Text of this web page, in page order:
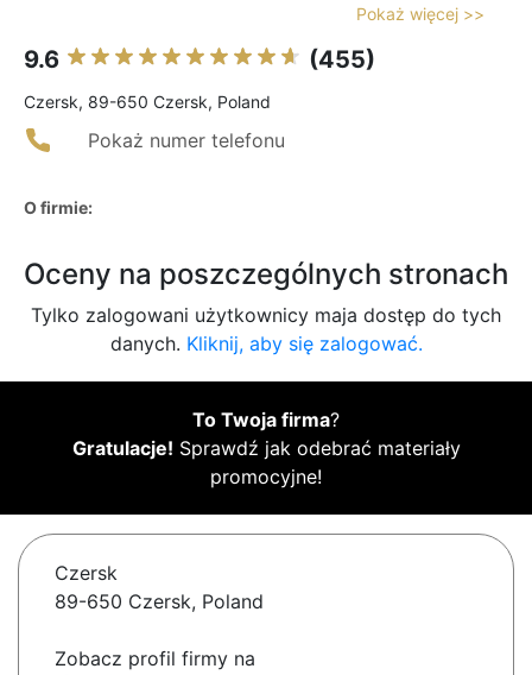
Pokaż więcej >>
9.6 (455)
Czersk, 89-650 Czersk, Poland
Pokaż numer telefonu
O firmie:
Oceny na poszczególnych stronach
Tylko zalogowani użytkownicy maja dostęp do tych
danych. Kliknij, aby się zalogować.
To Twoja firma?
Gratulacje! Sprawdź jak odebrać materiały
promocyjne!
Czersk
89-650 Czersk, Poland
Zobacz profil firmy na